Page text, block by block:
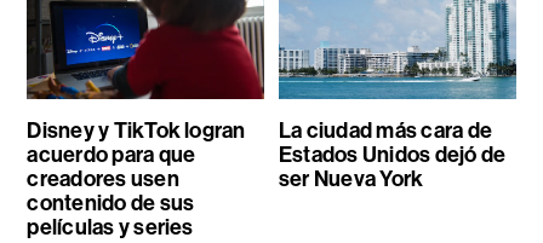
Disney y TikTok logran
acuerdo para que
creadores usen
contenido de sus
películas y series
La ciudad más cara de
Estados Unidos dejó de
ser Nueva York